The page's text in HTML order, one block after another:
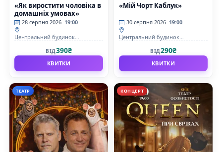
«Як виростити чоловіка в
домашніх умовах»
28 серпня 2026 19:00
Центральний будинок
ВІД390₴
КВИТКИ
«Мій Чорт Каблук»
30 серпня 2026 19:00
Центральний будинок
ВІД290₴
КВИТКИ
ТЕАТР КОНЦЕРТ